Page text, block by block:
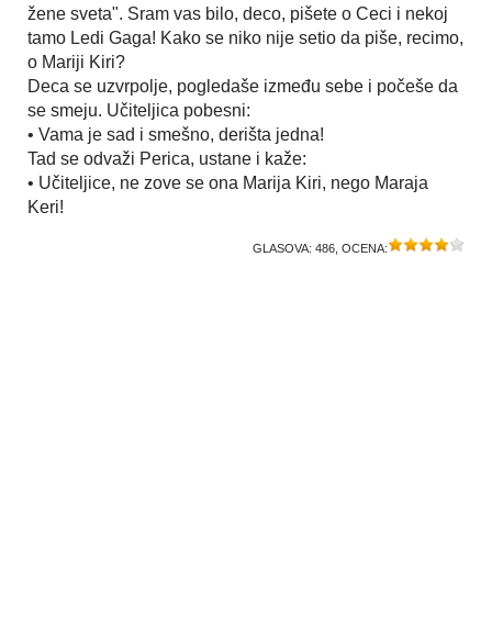
žene sveta". Sram vas bilo, deco, pišete o Ceci i nekoj
tamo Ledi Gaga! Kako se niko nije setio da piše, recimo,
o Mariji Kiri?
Deca se uzvrpolje, pogledaše između sebe i počeše da
se smeju. Učiteljica pobesni:
• Vama je sad i smešno, derišta jedna!
Tad se odvaži Perica, ustane i kaže:
• Učiteljice, ne zove se ona Marija Kiri, nego Maraja
Keri!
GLASOVA: 486 , OCENA: